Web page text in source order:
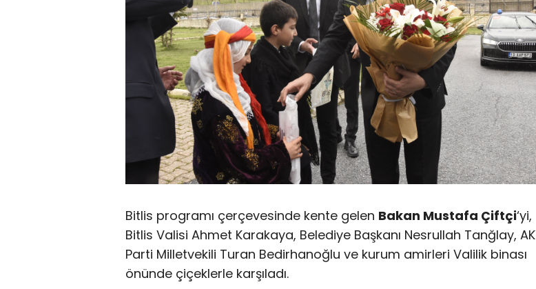
Bitlis programı çerçevesinde kente gelen Bakan Mustafa Çiftçi‘yi,
Bitlis Valisi Ahmet Karakaya, Belediye Başkanı Nesrullah Tanğlay, AK
Parti Milletvekili Turan Bedirhanoğlu ve kurum amirleri Valilik binası
önünde çiçeklerle karşıladı.